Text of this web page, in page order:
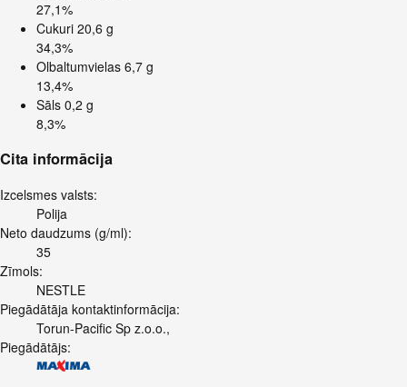
27,1%
Cukuri 20,6 g
34,3%
Olbaltumvielas 6,7 g
13,4%
Sāls 0,2 g
8,3%
Cita informācija
Izcelsmes valsts:
Polija
Neto daudzums (g/ml):
35
Zīmols:
NESTLE
Piegādātāja kontaktinformācija:
Torun-Pacific Sp z.o.o.,
Piegādātājs: